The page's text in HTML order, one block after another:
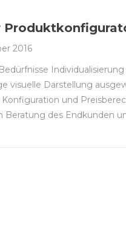
2016
visuelle Darstellung
und
Beratung des Endkunden